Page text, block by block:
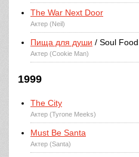
The War Next Door
Актер (Neil)
Пища для души / Soul Food
Актер (Cookie Man)
1999
The City
Актер (Tyrone Meeks)
Must Be Santa
Актер (Santa)